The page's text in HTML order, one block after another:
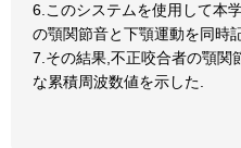
6.このシステムを使用して本
の顎関節音と下顎運動を同時
7.その結果,不正咬合者の顎関
な累積周波数値を示した.